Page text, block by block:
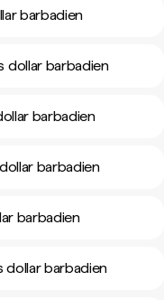
barbadien
dollar barbadien
barbadien
barbadien
barbadien
dollar barbadien